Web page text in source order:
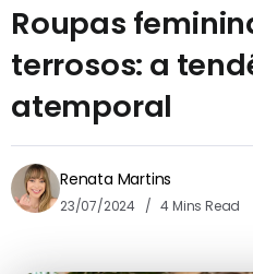
Roupas
terrosos: a
atemporal
Renata Martins
23/07/2024 4 Mins Read